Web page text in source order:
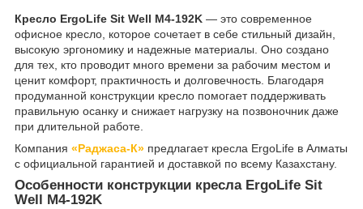
Кресло ErgoLife Sit Well M4-192K — это современное
офисное кресло, которое сочетает в себе стильный дизайн,
высокую эргономику и надежные материалы. Оно создано
для тех, кто проводит много времени за рабочим местом и
ценит комфорт, практичность и долговечность. Благодаря
продуманной конструкции кресло помогает поддерживать
правильную осанку и снижает нагрузку на позвоночник даже
при длительной работе.
Компания «Раджаса-К» предлагает кресла ErgoLife в Алматы
с официальной гарантией и доставкой по всему Казахстану.
Особенности конструкции кресла ErgoLife Sit
Well M4-192K